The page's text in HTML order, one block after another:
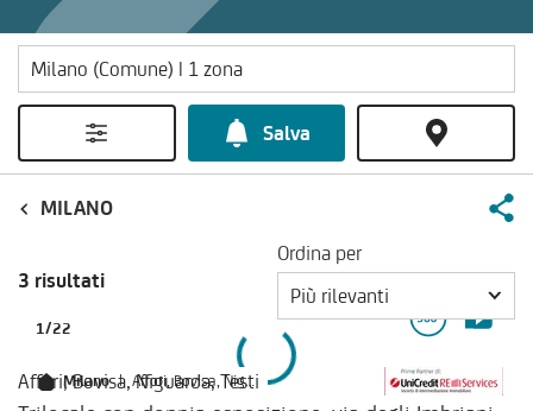
Salva
MILANO
3 risultati
Ordina per
Più rilevanti
Milano | Affori, Bovisa, Niguarda, Testi
1/22
Affori, Bovisa, Niguarda, Testi